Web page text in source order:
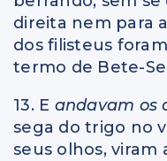
direita nem para
dos filisteus
termo de Bete-
13. E andavam os
sega do trigo no
seus olhos, viram